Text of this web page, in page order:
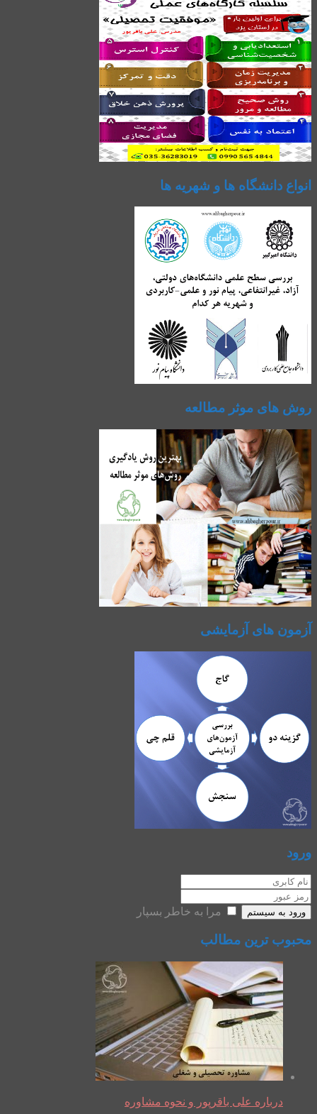
انواع دانشگاه ها و شهریه ها
روش های موثر مطالعه
آزمون های آزمایشی
ورود
ورود به سیستم مرا به خاطر بسپار
محبوب ترین مطالب
درباره علی باقرپور و نحوه مشاوره